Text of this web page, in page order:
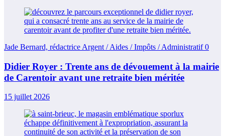
Jade Bernard, rédactrice Argent / Aides / Impôts / Administratif0
Didier Royer : Trente ans de dévouement à la mairie
de Carentoir avant une retraite bien méritée
15 juillet 2026